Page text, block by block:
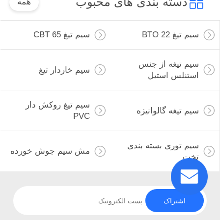
سیم تیغ BTO 22 سیم تیغ CBT 65
سیم تیغه از جنس
استنلس استیل
سیم خاردار تیغ
سیم تیغه گالوانیزه
سیم تیغ روکش دار
PVC
سیم توری بسته بندی
تخت
مش سیم جوش خورده
اشتراک